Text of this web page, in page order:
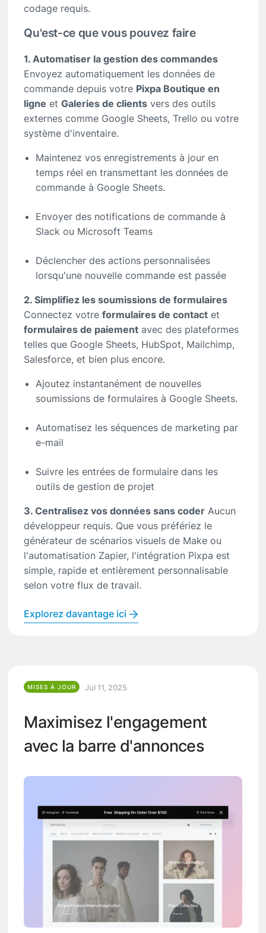
codage requis.
Qu'est-ce que vous pouvez faire
1. Automatiser la gestion des commandes
Envoyez automatiquement les données de
commande depuis votre Pixpa Boutique en
ligne etGaleries de clients vers des outils
externes comme Google Sheets, Trello ou votre
système d'inventaire.
Maintenez vos enregistrements à jour en
temps réel en transmettant les données de
commande à Google Sheets.
Envoyer des notifications de commande à
Slack ou Microsoft Teams
Déclencher des actions personnalisées
lorsqu'une nouvelle commande est passée
2. Simplifiez les soumissions de formulaires
Connectez votreformulaires de contact et
formulaires de paiement avec des plateformes
telles que Google Sheets, HubSpot, Mailchimp,
Salesforce, et bien plus encore.
Ajoutez instantanément de nouvelles
soumissions de formulaires à Google Sheets.
Automatisez les séquences de marketing par
e-mail
Suivre les entrées de formulaire dans les
outils de gestion de projet
3. Centralisez vos données sans coder Aucun
développeur requis. Que vous préfériez le
générateur de scénarios visuels de Make ou
l'automatisation Zapier, l'intégration Pixpa est
simple, rapide et entièrement personnalisable
selon votre flux de travail.
Explorez davantage ici
MISES À JOUR Jul 11, 2025
Maximisez l'engagement
avec la barre d'annonces